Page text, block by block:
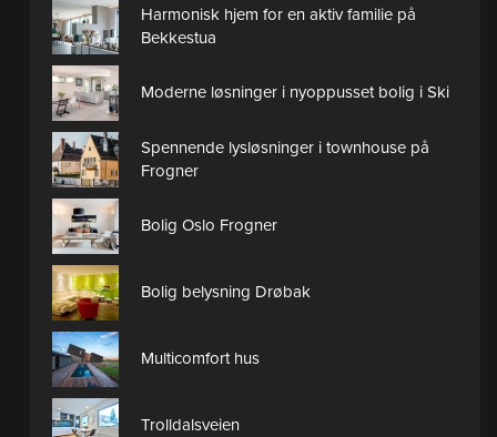
Harmonisk hjem for en aktiv familie på
Bekkestua
Moderne løsninger i nyoppusset bolig i Ski
Spennende lysløsninger i townhouse på
Frogner
Bolig Oslo Frogner
Bolig belysning Drøbak
Multicomfort hus
Trolldalsveien